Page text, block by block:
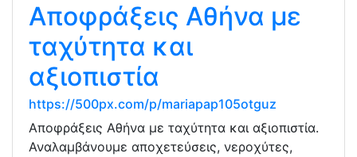
Αποφράξεις Αθήνα με
ταχύτητα και
αξιοπιστία
https://500px.com/p/mariapap105otguz
Αποφράξεις Αθήνα με ταχύτητα και αξιοπιστία.
Αναλαμβάνουμε αποχετεύσεις, νεροχύτες,